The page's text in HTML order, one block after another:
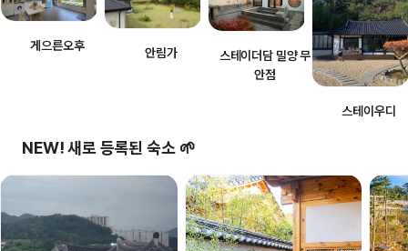
게으른오후
안림가
스테이더담 밀양 무
안점
스테이우디
NEW! 새로 등록된 숙소 🌱